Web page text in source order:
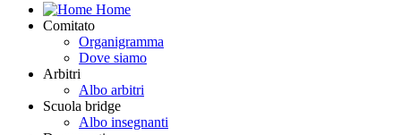
Home
Comitato
Organigramma
Dove siamo
Arbitri
Albo arbitri
Scuola bridge
Albo insegnanti